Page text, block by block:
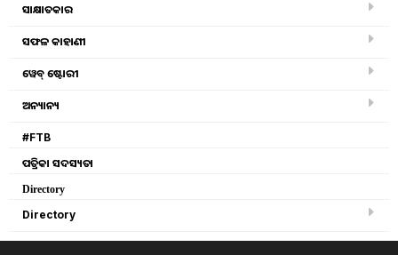
ସାକ୍ଷାତକାର
ସଫଳ କାହାଣୀ
ୱେବ୍ ଷ୍ଟୋରୀ
ଅନ୍ୟାନ୍ୟ
#FTB
ପତ୍ରିକା ସଦସ୍ୟତା
Directory
Directory